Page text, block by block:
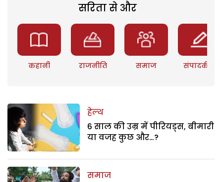
सरिता से और
कहानी राजनीति समाज संपादकीय
हेल्थ
6 साल की उम्र में पीरियड्स, बीमारी
या वजह कुछ और…?
समाज